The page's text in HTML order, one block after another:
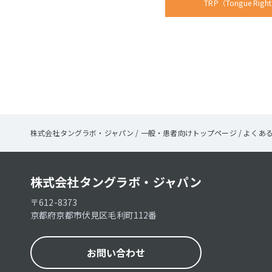
TRP（Tongue
株式会社タングラボ・ジャパン / 一般・患者向けトップページ / よくあ
株式会社タングラボ・ジャパン
〒612-8373
京都府京都市伏見区毛利町112番
お問い合わせ